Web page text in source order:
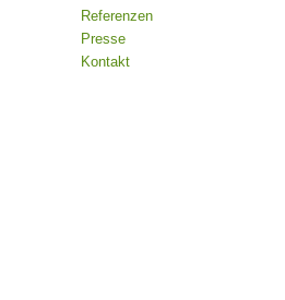
Referenzen
Presse
Kontakt